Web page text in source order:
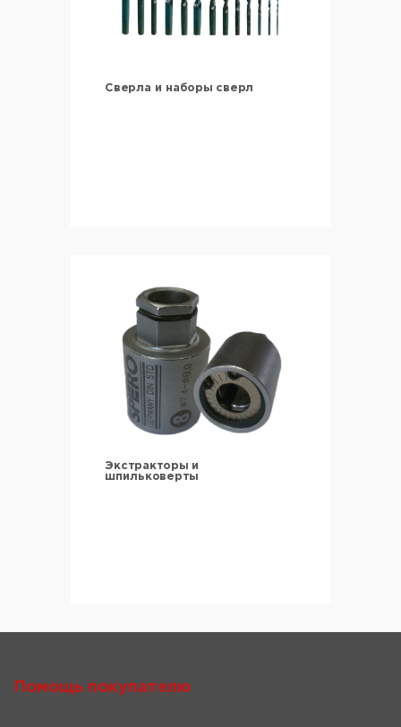
Сверла и наборы сверл
Экстракторы и
шпильковерты
Помощь покупателю